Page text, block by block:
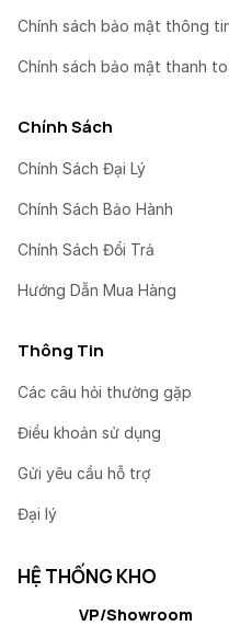
Chính sách bảo mật thông
Chính sách bảo mật thanh
Chính Sách
Chính Sách Đại Lý
Chính Sách Bảo Hành
Chính Sách Đổi Trả
Hướng Dẫn Mua Hàng
Thông Tin
Các câu hỏi thường gặp
Điều khoản sử dụng
Gửi yêu cầu hỗ trợ
Đại lý
HỆ THỐNG KHO
VP/Showroom